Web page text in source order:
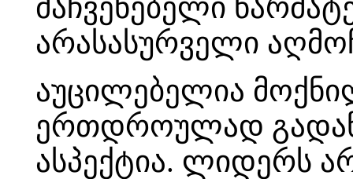
მაჩვენებელი
არასასურველი
აუცილებელია
ერთდროულად
ასპექტია. ლიდერს